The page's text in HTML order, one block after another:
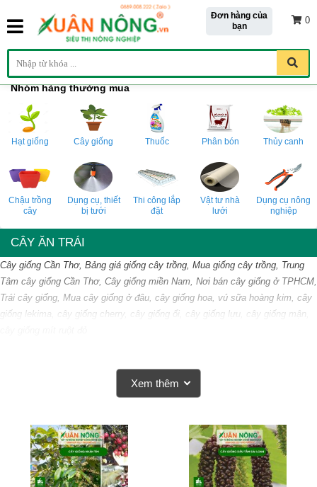
Đơn hàng của
bạn
0
Nhóm hàng thường mua
Hạt giống Cây giống Thuốc Phân bón Thủy canh
Chậu trồng
cây
Dụng cụ, thiết
bị tưới
Thi công lắp
đặt
Vật tư nhà
lưới
Dụng cụ nông
nghiệp
CÂY ĂN TRÁI
Cây giống Cần Thơ, Bảng giá giống cây trồng, Mua giống cây trồng, Trung
Tâm cây giống Cần Thơ, Cây giống miền Nam, Nơi bán cây giống ở TPHCM,
Trái cây giống, Mua cây giống ở đâu, cây giống hoa, vú sữa hoàng kim, cây
giống lekima, cây giống cherry, cây giống ổi, cây giống lựu, cây giống mận,
Xem thêm